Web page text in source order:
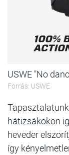
USWE "No
Forrás: USWE
hátizsákokon
heveder
így